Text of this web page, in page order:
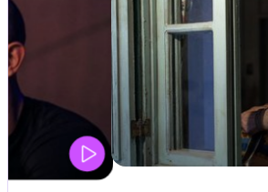
UEFA SUPERPOKAL